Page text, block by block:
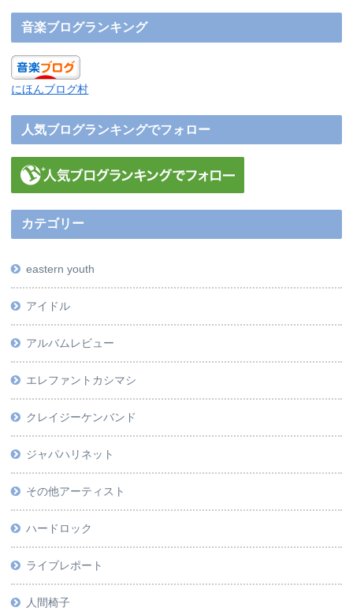
音楽ブログランキング
にほんブログ村
人気ブログランキングでフォロー
カテゴリー
eastern youth
アイドル
アルバムレビュー
エレファントカシマシ
クレイジーケンバンド
ジャパハリネット
その他アーティスト
ハードロック
ライブレポート
人間椅子